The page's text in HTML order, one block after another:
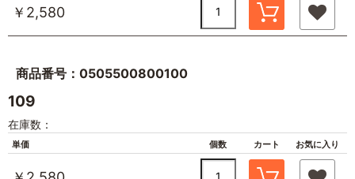
￥2,580
商品番号：0505500800100
109
在庫数：
単価 個数 カート お気に入り